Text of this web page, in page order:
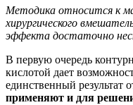
Методика относится к
хирургического
эффекта достаточно
В первую очередь
кислотой дает
единственный результат
применяют и для